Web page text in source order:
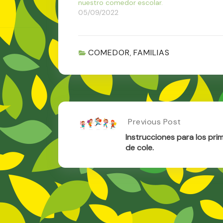
nuestro comedor escolar.
05/09/2022
COMEDOR, FAMILIAS
Post
navigation
Previous
Post:
Instrucciones
Los
Primeros
Días
Cole.
Previous Post
Instrucciones para los
de cole.